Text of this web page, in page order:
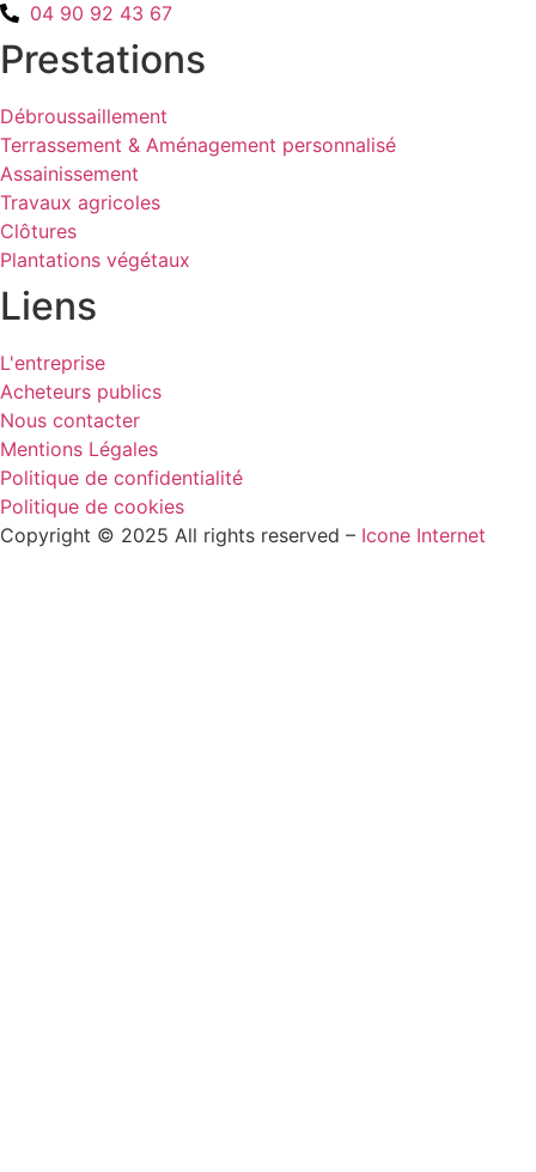
04 90 92 43 67
Prestations
Débroussaillement
Terrassement & Aménagement personnalisé
Assainissement
Travaux agricoles
Clôtures
Plantations végétaux
Liens
L'entreprise
Acheteurs publics
Nous contacter
Mentions Légales
Politique de confidentialité
Politique de cookies
Copyright © 2025 All rights reserved – Icone Internet